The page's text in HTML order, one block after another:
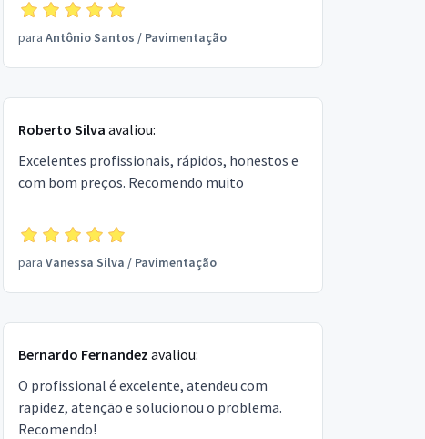
para Antônio Santos / Pavimentação
Roberto Silva avaliou:
Excelentes profissionais, rápidos, honestos e
com bom preços. Recomendo muito
para Vanessa Silva / Pavimentação
Bernardo Fernandez avaliou:
O profissional é excelente, atendeu com
rapidez, atenção e solucionou o problema.
Recomendo!